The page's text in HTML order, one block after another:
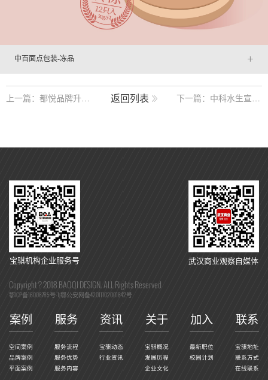
中百面点包装-冻品 +
返回列表
宝骐机构企业服务号 武汉商业观察自媒体
Copyright ? 2018 BAOQI DESIGN. ALL Rights Reserved
鄂ICP备16008785号-1|鄂公安网备42011102001842号
案例
空间案例
品牌案例
平面案例
服务
服务流程
服务优势
服务内容
资讯
宝骐动态
行业资讯
关于
宝骐概况
发展历程
企业文化
加入
最新职位
校园计划
联系
宝骐地址
联系方式
在线联系